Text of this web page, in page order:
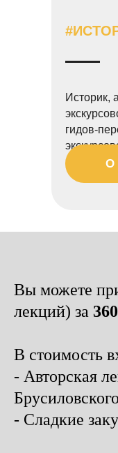
Историк,
гидов-
О
Вы можете
лекций) за
В стоимость
- Авторская
- Сладкие